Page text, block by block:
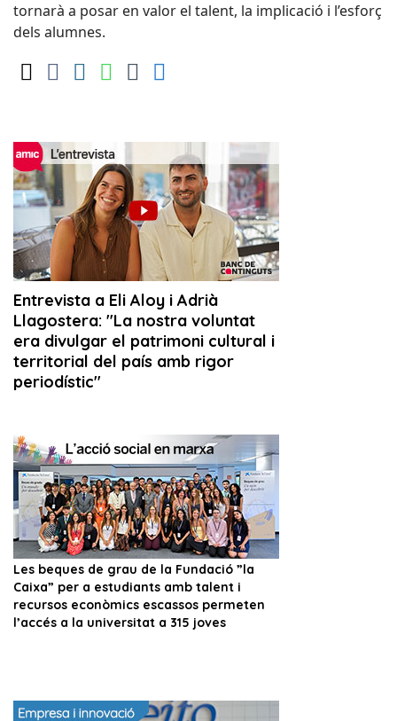
tornarà a posar en valor el talent, la implicació i l’esforç
dels alumnes.